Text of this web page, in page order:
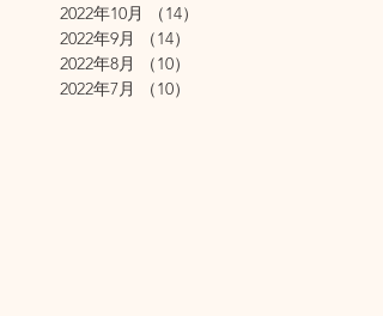
2022年10月
（14）
2022年9月
（14）
2022年8月
（10）
2022年7月
（10）